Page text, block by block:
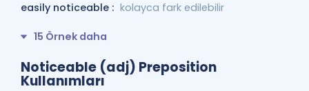
easily noticeable : kolayca fark edilebilir
15 Örnek daha
Noticeable (adj) Preposition
Kullanımları